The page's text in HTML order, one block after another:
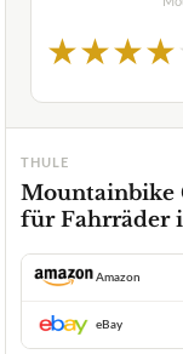
★★★★
THULE
Mountainbike
für Fahrräder
Amazon
eBay